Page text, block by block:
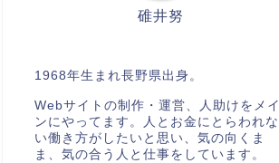
碓井努
1968年生まれ長野県出身。
Webサイトの制作・運営、人助けをメイ
ンにやってます。人とお金にとらわれな
い働き方がしたいと思い、気の向くま
ま、気の合う人と仕事をしています。